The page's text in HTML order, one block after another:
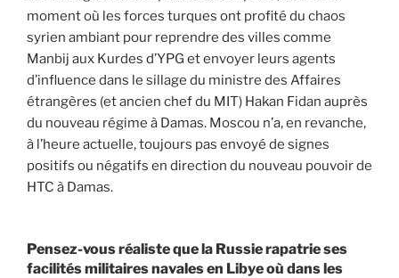
moment où les forces turques ont profité du chaos
syrien ambiant pour reprendre des villes comme
Manbij aux Kurdes d’YPG et envoyer leurs agents
d’influence dans le sillage du ministre des Affaires
étrangères (et ancien chef du MIT) Hakan Fidan auprès
du nouveau régime à Damas. Moscou n’a, en revanche,
à l’heure actuelle, toujours pas envoyé de signes
positifs ou négatifs en direction du nouveau pouvoir de
HTC à Damas.
Pensez-vous réaliste que la Russie rapatrie ses
facilités militaires navales en Libye où dans les